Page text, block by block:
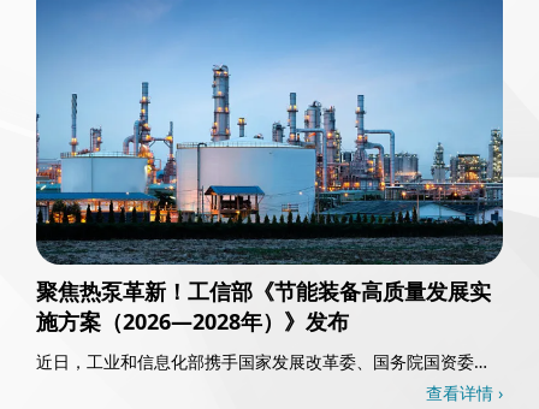
聚焦热泵革新！工信部《节能装备高质量发展实
施方案（2026—2028年）》发布
近日，工业和信息化部携手国家发展改革委、国务院国资委以
查看详情 ›